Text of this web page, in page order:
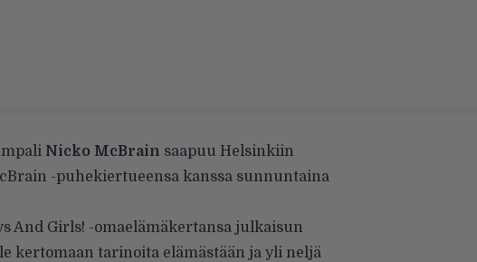
Nicko McBrain saapuu Helsinkiin
-puhekiertueensa kanssa sunnuntaina
And Girls! -omaelämäkertansa julkaisun
kertomaan tarinoita elämästään ja yli neljä